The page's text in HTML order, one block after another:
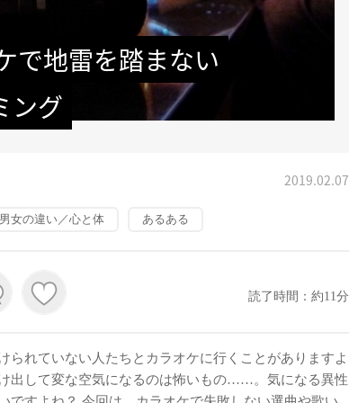
で地雷を踏まない
ング
2019.02.07
男女の違い／心と体 あるある
読了時間：約11分
られていない人たちとカラオケに行くことがありますよ
出して変な空気になるのは怖いもの……。気になる異性